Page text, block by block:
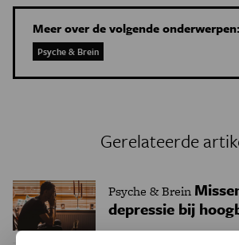
Meer over de volgende onderwerpen:
Psyche & Brein
Gerelateerde
Psyche & Brein
depressie bij